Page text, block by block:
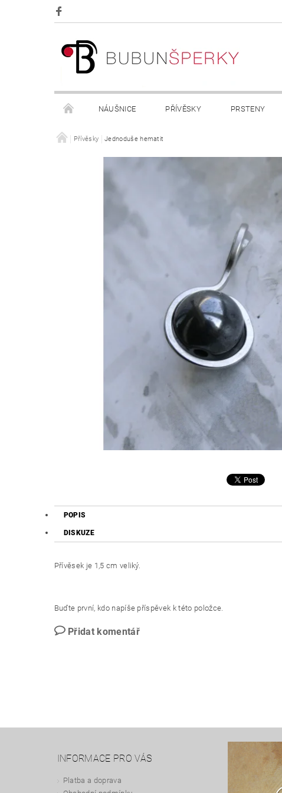
NÁUŠNICE PŘÍVĚSKY PRSTENY
OBCHODNÍ PODMÍNKY
Přívěsky Jednoduše hematit
POPIS
DISKUZE
Přívěsek je 1,5 cm veliký.
Buďte první, kdo napíše příspěvek k této položce.
Přidat komentář
INFORMACE PRO VÁS
Platba a doprava